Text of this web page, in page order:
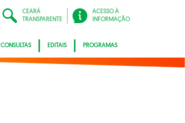
CEARÁ
TRANSPARENTE
ACESSO À
INFORMAÇÃO
CONSULTAS EDITAIS PROGRAMAS